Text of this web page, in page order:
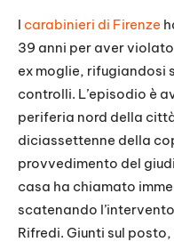
I carabinieri di Firenze
39 anni per aver
ex moglie, rifugiandosi
controlli. L’episodio è
periferia nord della
diciassettenne della
provvedimento del
casa ha chiamato
scatenando
Rifredi. Giunti sul